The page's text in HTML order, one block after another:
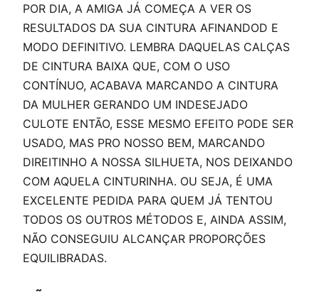
POR DIA, A AMIGA JÁ COMEÇA A VER OS
RESULTADOS DA SUA CINTURA AFINANDOD E
MODO DEFINITIVO. LEMBRA DAQUELAS CALÇAS
DE CINTURA BAIXA QUE, COM O USO
CONTÍNUO, ACABAVA MARCANDO A CINTURA
DA MULHER GERANDO UM INDESEJADO
CULOTE ENTÃO, ESSE MESMO EFEITO PODE SER
USADO, MAS PRO NOSSO BEM, MARCANDO
DIREITINHO A NOSSA SILHUETA, NOS DEIXANDO
COM AQUELA CINTURINHA. OU SEJA, É UMA
EXCELENTE PEDIDA PARA QUEM JÁ TENTOU
TODOS OS OUTROS MÉTODOS E, AINDA ASSIM,
NÃO CONSEGUIU ALCANÇAR PROPORÇÕES
EQUILIBRADAS.